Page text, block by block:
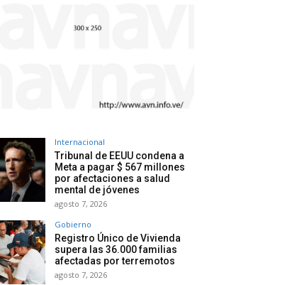
Internacional
Tribunal de EEUU condena a
Meta a pagar $ 567 millones
por afectaciones a salud
mental de jóvenes
agosto 7, 2026
Gobierno
Registro Único de Vivienda
supera las 36.000 familias
afectadas por terremotos
agosto 7, 2026